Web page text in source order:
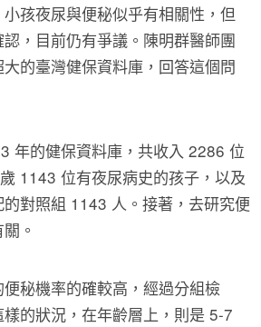
孩夜尿與便秘似乎有相關性，但
，目前仍有爭議。陳明群醫師團
的臺灣健保資料庫，回答這個問
年的健保資料庫，共收入 2286 位
1143 位有夜尿病史的孩子，以及
對照組 1143 人。接著，去研究便
。
秘機率的確較高，經過分組檢
的狀況，在年齡層上，則是 5-7